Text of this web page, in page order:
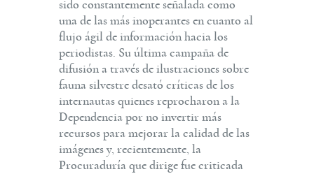
sido constantemente señalada como
una de las más inoperantes en cuanto al
flujo ágil de información hacia los
periodistas. Su última campaña de
difusión a través de ilustraciones sobre
fauna silvestre desató críticas de los
internautas quienes reprocharon a la
Dependencia por no invertir más
recursos para mejorar la calidad de las
imágenes y, recientemente, la
Procuraduría que dirige fue criticada